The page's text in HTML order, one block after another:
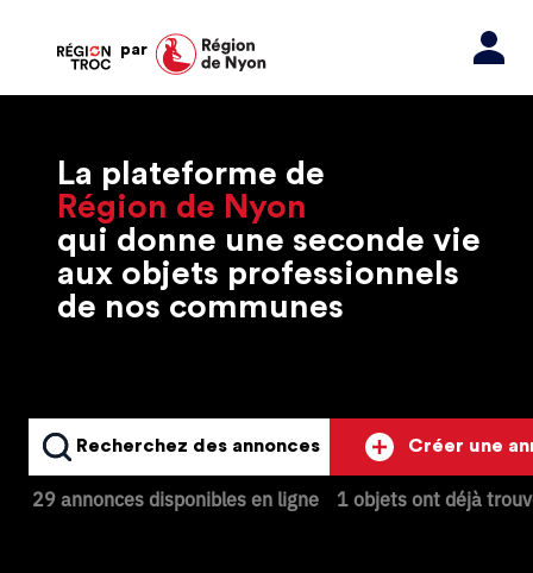
par
La plateforme de
Région de Nyon
qui donne une seconde vie
aux objets professionnels
de nos communes
Recherchez des annonces
29 annonces disponibles en ligne
Créer une
1 objets ont déjà